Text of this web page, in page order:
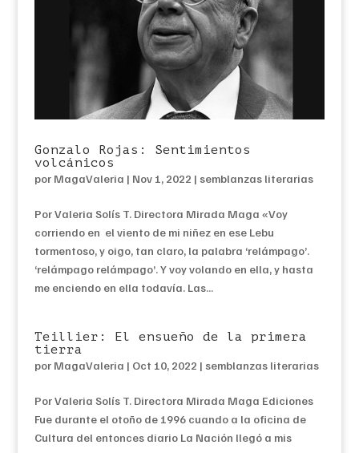
Gonzalo Rojas: Sentimientos
volcánicos
por MagaValeria | Nov 1, 2022 | semblanzas literarias
Por Valeria Solís T. Directora Mirada Maga «Voy
corriendo en el viento de mi niñez en ese Lebu
tormentoso, y oigo, tan claro, la palabra ‘relámpago’.
‘relámpago relámpago’. Y voy volando en ella, y hasta
me enciendo en ella todavía. Las...
Teillier: El ensueño de la primera
tierra
por MagaValeria | Oct 10, 2022 | semblanzas literarias
Por Valeria Solís T. Directora Mirada Maga Ediciones
Fue durante el otoño de 1996 cuando a la oficina de
Cultura del entonces diario La Nación llegó a mis